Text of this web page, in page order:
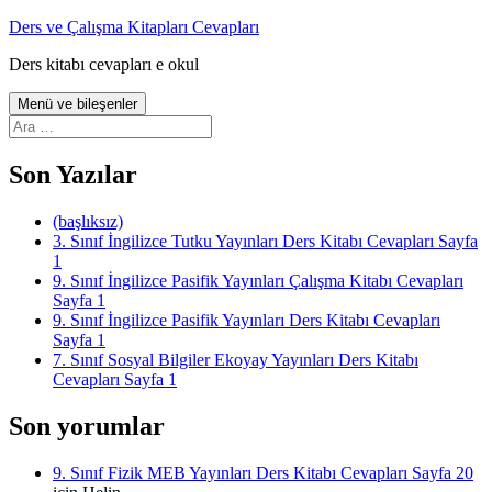
İçeriğe
Ders ve Çalışma Kitapları Cevapları
Ders kitabı cevapları e okul
Menü ve bileşenler
Arama:
Son Yazılar
(başlıksız)
3. Sınıf İngilizce Tutku Yayınları Ders Kitabı Cevapları Sayfa
1
9. Sınıf İngilizce Pasifik Yayınları Çalışma Kitabı Cevapları
Sayfa 1
9. Sınıf İngilizce Pasifik Yayınları Ders Kitabı Cevapları
Sayfa 1
7. Sınıf Sosyal Bilgiler Ekoyay Yayınları Ders Kitabı
Cevapları Sayfa 1
Son yorumlar
9. Sınıf Fizik MEB Yayınları Ders Kitabı Cevapları Sayfa 20